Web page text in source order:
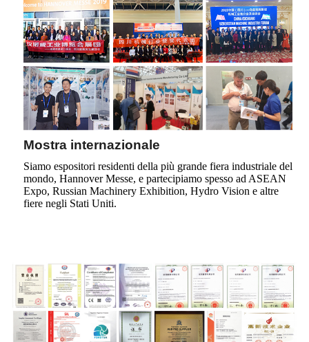
Mostra internazionale
Siamo espositori residenti della più grande fiera industriale del
mondo, Hannover Messe, e partecipiamo spesso ad ASEAN
Expo, Russian Machinery Exhibition, Hydro Vision e altre
fiere negli Stati Uniti.